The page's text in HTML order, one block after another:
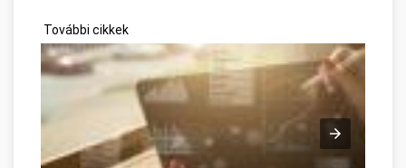
További cikkek